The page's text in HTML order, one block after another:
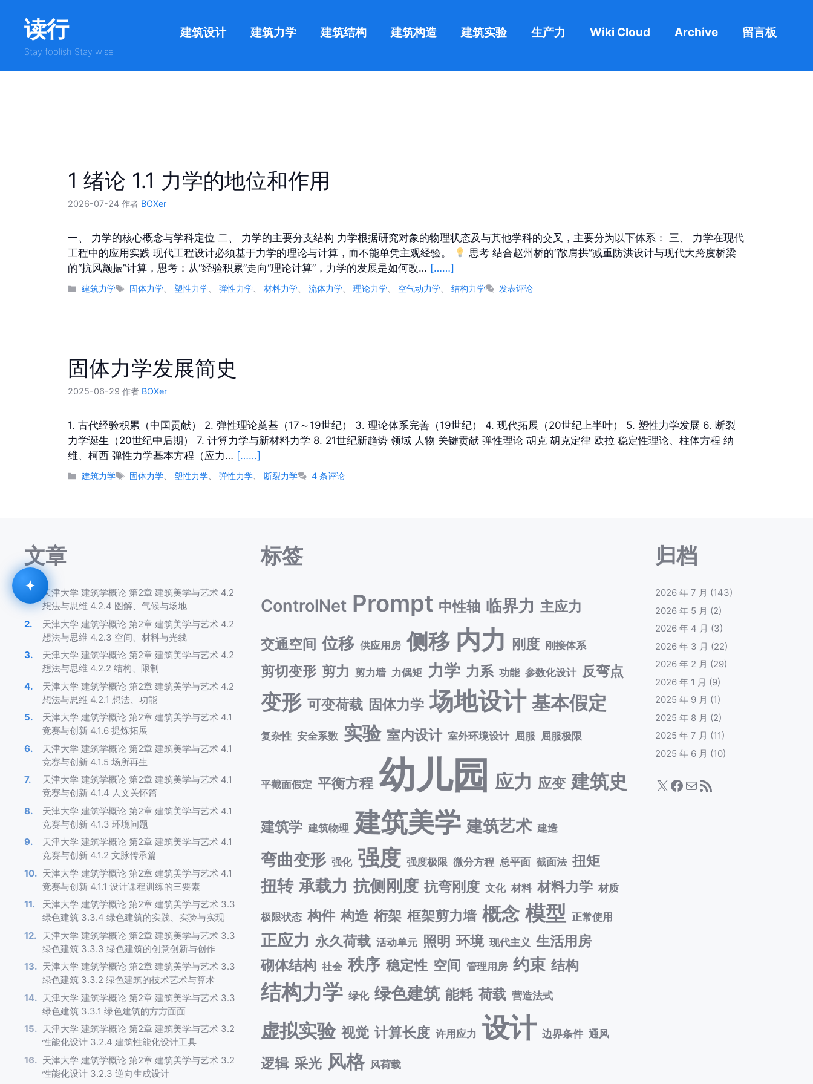
读行
Stay foolish Stay wise
建筑设计 建筑力学 建筑结构 建筑构造 建筑实验 生产力 Wiki Cloud Archive 留言板
1 绪论 1.1 力学的地位和作用
2026-07-24 作者 BOXer
一、 力学的核心概念与学科定位 二、 力学的主要分支结构 力学根据研究对象的物理状态及与其他学科的交叉，主要分为以下体系： 三、 力学在现代
工程中的应用实践 现代工程设计必须基于力学的理论与计算，而不能单凭主观经验。
思考 结合赵州桥的“敞肩拱”减重防洪设计与现代大跨度桥梁
的“抗风颤振”计算，思考：从“经验积累”走向“理论计算”，力学的发展是如何改… [……]
分
建筑力学
标
固体力学 塑性力学 、弹性力学 、材料力学 、流体力学 、理论力学 空气动力学 、结构力学 发表评论
固体力学发展简史
2025-06-29 作者 BOXer
1. 古代经验积累（中国贡献） 2. 弹性理论奠基（17～19世纪） 3. 理论体系完善（19世纪） 4. 现代拓展（20世纪上半叶） 5. 塑性力学发展 6. 断裂
力学诞生（20世纪中后期） 7. 计算力学与新材料力学 8. 21世纪新趋势 领域 人物 关键贡献 弹性理论 胡克 胡克定律 欧拉 稳定性理论、柱体方程 纳
维、柯西 弹性力学基本方程（应力… [……]
分
建筑力学
标
固体力学、 塑性力学、弹性力学、断裂力学 4 条评论
文章
天津大学 建筑学概论 第2章 建筑美学与艺术 4.2
想法与思维 4.2.4 图解、气候与场地
天津大学 建筑学概论 第2章 建筑美学与艺术 4.2
想法与思维 4.2.3 空间、材料与光线
天津大学 建筑学概论 第2章 建筑美学与艺术 4.2
想法与思维 4.2.2 结构、限制
天津大学 建筑学概论 第2章 建筑美学与艺术 4.2
想法与思维 4.2.1 想法、功能
天津大学 建筑学概论 第2章 建筑美学与艺术 4.1
竞赛与创新 4.1.6 提炼拓展
天津大学 建筑学概论 第2章 建筑美学与艺术 4.1
竞赛与创新 4.1.5 场所再生
天津大学 建筑学概论 第2章 建筑美学与艺术 4.1
竞赛与创新 4.1.4 人文关怀篇
天津大学 建筑学概论 第2章 建筑美学与艺术 4.1
竞赛与创新 4.1.3 环境问题
天津大学 建筑学概论 第2章 建筑美学与艺术 4.1
竞赛与创新 4.1.2 文脉传承篇
天津大学 建筑学概论 第2章 建筑美学与艺术 4.1
竞赛与创新 4.1.1 设计课程训练的三要素
天津大学 建筑学概论 第2章 建筑美学与艺术 3.3
绿色建筑 3.3.4 绿色建筑的实践、实验与实现
天津大学 建筑学概论 第2章 建筑美学与艺术 3.3
绿色建筑 3.3.3 绿色建筑的创意创新与创作
天津大学 建筑学概论 第2章 建筑美学与艺术 3.3
绿色建筑 3.3.2 绿色建筑的技术艺术与算术
天津大学 建筑学概论 第2章 建筑美学与艺术 3.3
绿色建筑 3.3.1 绿色建筑的方方面面
天津大学 建筑学概论 第2章 建筑美学与艺术 3.2
性能化设计 3.2.4 建筑性能化设计工具
天津大学 建筑学概论 第2章 建筑美学与艺术 3.2
性能化设计 3.2.3 逆向生成设计
标签
ControlNet Prompt 中性轴 临界力 主应力
交通空间 位移 供应用房 侧移 内力 刚度 刚接体系
剪切变形 剪力 剪力墙 力偶矩 力学 力系 功能 参数化设计 反弯点
变形 可变荷载 固体力学 场地设计 基本假定
复杂性 安全系数 实验 室内设计 室外环境设计 屈服 屈服极限
平截面假定 平衡方程 幼儿园 应力 应变 建筑史
建筑学 建筑物理 建筑美学 建筑艺术 建造
弯曲变形 强化 强度 强度极限 微分方程 总平面 截面法 扭矩
扭转 承载力 抗侧刚度 抗弯刚度 文化 材料 材料力学 材质
极限状态 构件 构造 桁架 框架剪力墙 概念 模型 正常使用
正应力 永久荷载 活动单元 照明 环境 现代主义 生活用房
砌体结构 社会 秩序 稳定性 空间 管理用房 约束 结构
结构力学 绿化 绿色建筑 能耗 荷载 营造法式
虚拟实验 视觉 计算长度 许用应力 设计 边界条件 通风
逻辑 采光 风格 风荷载
归档
2026 年 7 月 (143)
2026 年 5 月 (2)
2026 年 4 月 (3)
2026 年 3 月 (22)
2026 年 2 月 (29)
2026 年 1 月 (9)
2025 年 9 月 (1)
2025 年 8 月 (2)
2025 年 7 月 (11)
2025 年 6 月 (10)
X Facebook
电子邮件RSS Feed